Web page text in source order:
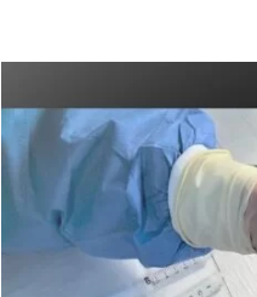
większy
obrazek